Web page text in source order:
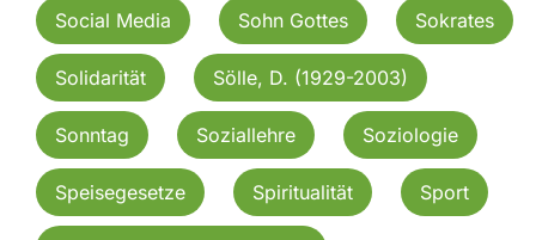
Social Media Sohn Gottes Sokrates
Solidarität Sölle, D. (1929-2003)
Sonntag Soziallehre Soziologie
Speisegesetze Spiritualität Sport